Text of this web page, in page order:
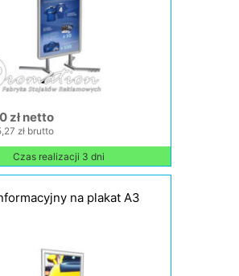
zł netto
zł brutto
Czas realizacji 3 dni
na plakat A3